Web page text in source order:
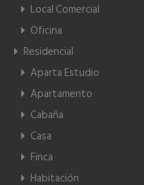
Local Comercial
Oficina
Residencial
Aparta Estudio
Apartamento
Cabaña
Casa
Finca
Habitación